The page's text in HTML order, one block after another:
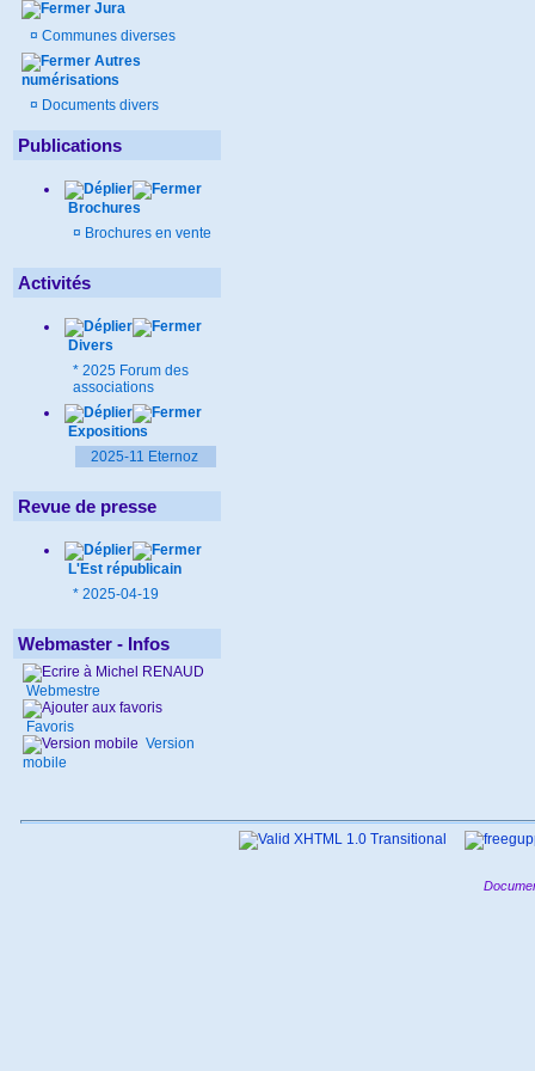
Jura
¤ Communes diverses
Autres
numérisations
¤ Documents divers
Publications
Brochures
¤ Brochures en vente
Activités
Divers
* 2025 Forum des
associations
Expositions
2025-11 Eternoz
Revue de presse
L'Est républicain
* 2025-04-19
Webmaster - Infos
Webmestre
Favoris
Version
mobile